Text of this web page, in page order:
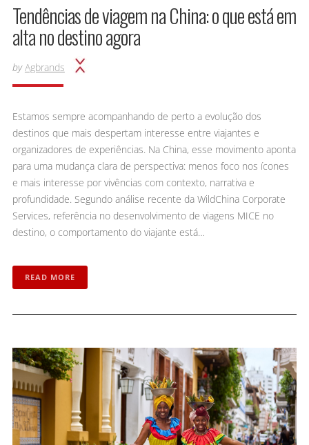
Tendências de viagem na China: o que está em
alta no destino agora
by Agbrands
Estamos sempre acompanhando de perto a evolução dos
destinos que mais despertam interesse entre viajantes e
organizadores de experiências. Na China, esse movimento aponta
para uma mudança clara de perspectiva: menos foco nos ícones
e mais interesse por vivências com contexto, narrativa e
profundidade. Segundo análise recente da WildChina Corporate
Services, referência no desenvolvimento de viagens MICE no
destino, o comportamento do viajante está…
READ MORE